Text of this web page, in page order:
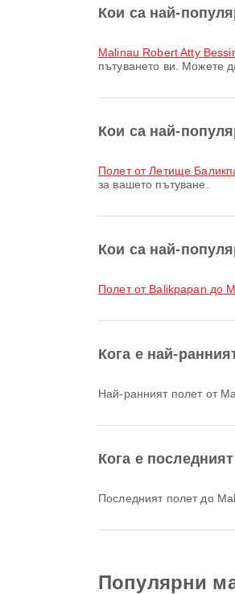
Кои са най-
Malinau Robert Atty
пътуването ви. Можете
Кои са най-
полет от Летище
за вашето пътуване.
Кои са най-
полет от Balikpapan до
Кога е най-
Най-ранният полет от
Кога е
Последният полет до
Популярни